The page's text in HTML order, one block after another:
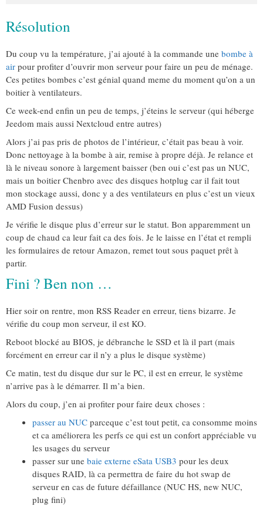
Résolution
Du coup vu la température, j’ai ajouté à la commande une bombe à
air pour profiter d’ouvrir mon serveur pour faire un peu de ménage.
Ces petites bombes c’est génial quand meme du moment qu’on a un
boitier à ventilateurs.
Ce week-end enfin un peu de temps, j’éteins le serveur (qui héberge
Jeedom mais aussi Nextcloud entre autres)
Alors j’ai pas pris de photos de l’intérieur, c’était pas beau à voir.
Donc nettoyage à la bombe à air, remise à propre déjà. Je relance et
là le niveau sonore à largement baisser (ben oui c’est pas un NUC,
mais un boitier Chenbro avec des disques hotplug car il fait tout
mon stockage aussi, donc y a des ventilateurs en plus c’est un vieux
AMD Fusion dessus)
Je vérifie le disque plus d’erreur sur le statut. Bon apparemment un
coup de chaud ca leur fait ca des fois. Je le laisse en l’état et rempli
les formulaires de retour Amazon, remet tout sous paquet prêt à
partir.
Fini ? Ben non …
Hier soir on rentre, mon RSS Reader en erreur, tiens bizarre. Je
vérifie du coup mon serveur, il est KO.
Reboot blocké au BIOS, je débranche le SSD et là il part (mais
forcément en erreur car il n’y a plus le disque système)
Ce matin, test du disque dur sur le PC, il est en erreur, le système
n’arrive pas à le démarrer. Il m’a bien.
Alors du coup, j’en ai profiter pour faire deux choses :
passer au NUC parceque c’est tout petit, ca consomme moins
et ca améliorera les perfs ce qui est un confort appréciable vu
les usages du serveur
passer sur une baie externe eSata USB3 pour les deux
disques RAID, là ca permettra de faire du hot swap de
serveur en cas de future défaillance (NUC HS, new NUC,
plug fini)